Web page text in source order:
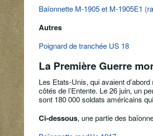
Baïonnette M-1905 et M-1905E1
Autres
Poignard de tranchée US 18
La Première Guerre
Les Etats-Unis, qui avaient
côtés de l’Entente. Le 26 juin, un
sont 180 000 soldats américains
Ci-dessous, une partie des